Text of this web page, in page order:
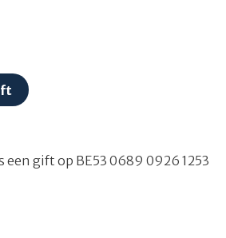
een gift op BE53 0689 0926 1253